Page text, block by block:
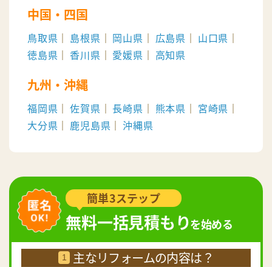
簡単3ステップ
無料一括見積もりを始める
1 主なリフォームの内容は？
中国・四国
鳥取県 島根県 岡山県 広島県
山口県
徳島県
香川県 愛媛県 高知県
九州・沖縄
福岡県 佐賀県 長崎県 熊本県
宮崎県
大分県
鹿児島県 沖縄県